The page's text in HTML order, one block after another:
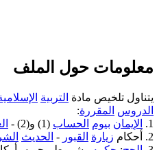
معلومات حول الملف
يتناول تلخيص مادة التربية
الدروس المقررة:
1.
الإيمان بيوم الحساب (1) و(2) -
2. أحكام
زيارة القبور - الحديث